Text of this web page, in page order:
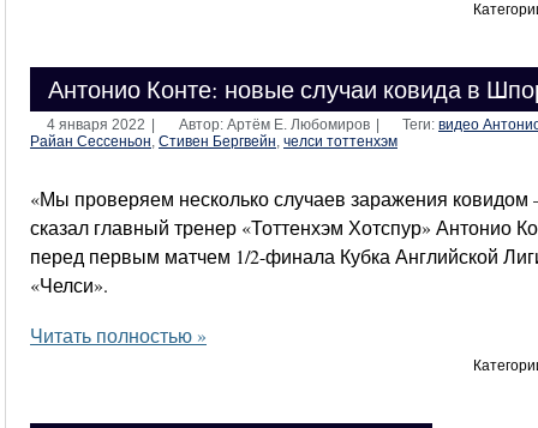
Антонио Конте: новые случаи ковида в
4 января 2022 Автор: Артём Е. Любомиров Теги: видео
Райан Сессеньон, Стивен Бергвейн, челси тоттенхэм
«Мы проверяем несколько случаев заражения
сказал главный тренер «Тоттенхэм Хотспур» Антонио
перед первым матчем 1/2-финала Кубка Английской
«Челси».
Читать полностью »